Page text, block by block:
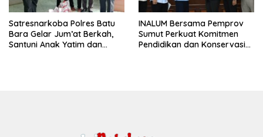
Satresnarkoba Polres Batu
Bara Gelar Jum’at Berkah,
Santuni Anak Yatim dan
INALUM Bersama Pemprov
Sumut Perkuat Komitmen
Pendidikan dan Konservasi